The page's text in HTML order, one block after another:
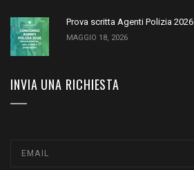
Prova scritta Agenti Polizia 2026
MAGGIO 18, 2026
INVIA UNA RICHIESTA